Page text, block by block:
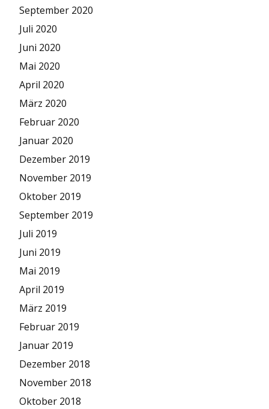
September 2020
Juli 2020
Juni 2020
Mai 2020
April 2020
März 2020
Februar 2020
Januar 2020
Dezember 2019
November 2019
Oktober 2019
September 2019
Juli 2019
Juni 2019
Mai 2019
April 2019
März 2019
Februar 2019
Januar 2019
Dezember 2018
November 2018
Oktober 2018